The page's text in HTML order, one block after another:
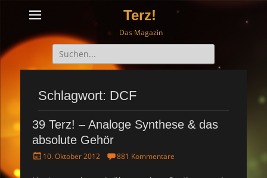
Terz!
Das Magazin
Suche
nach:
Schlagwort: DCF
39 Terz! – Analoge Synthese & das
absolute Gehör
P
10. Oktober 2012 881 Kommentare